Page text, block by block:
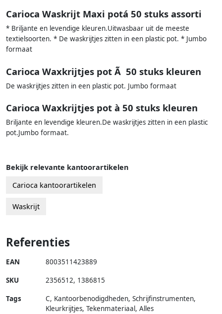
Carioca Waskrijt Maxi potá 50 stuks assorti
* Briljante en levendige kleuren.Uitwasbaar uit de meeste
textielsoorten. * De waskrijtjes zitten in een plastic pot. * Jumbo
formaat
Carioca Waxkrijtjes pot Ã 50 stuks kleuren
De waskrijtjes zitten in een plastic pot. Jumbo formaat
Carioca Waxkrijtjes pot à 50 stuks kleuren
Briljante en levendige kleuren.De waskrijtjes zitten in een plastic
pot.Jumbo formaat.
Bekijk relevante kantoorartikelen
Carioca kantoorartikelen
Waskrijt
Referenties
EAN 8003511423889
SKU 2356512, 1386815
Tags
C, Kantoorbenodigdheden, Schrijfinstrumenten,
Kleurkrijtjes, Tekenmateriaal, Alles